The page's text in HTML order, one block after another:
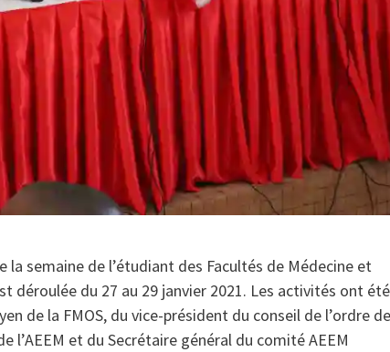
semaine de l’étudiant des Facultés de Médecine et
déroulée du 27 au 29 janvier 2021. Les activités ont été
de la FMOS, du vice-président du conseil de l’ordre
l’AEEM et du Secrétaire général du comité AEEM